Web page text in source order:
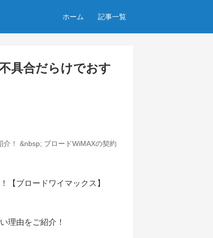
ホーム 記事一覧
具合だらけでおす
！ &nbsp; ブロードWiMAXの契約
理由をご紹介！